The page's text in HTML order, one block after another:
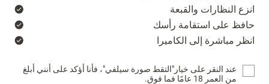
انزع النظارات والقبعة
حافظ على استقامة رأسك
انظر مباشرة إلى الكاميرا
عند النقر على خيار"التقط صورة سيلفي"، فأنا أؤكد على أنني أبلغ
من العمر 18 عامًا فما فوق.